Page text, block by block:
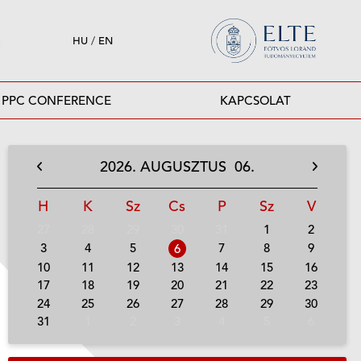
HU / EN
PPC CONFERENCE KAPCSOLAT
2026. AUGUSZTUS 06.
H K Sz Cs P Sz V
1
2
3
4 5 6 7 8
9
10
11 12 13 14 15
16
17
18 19 20 21 22
23
24
25 26 27 28 29
30
31